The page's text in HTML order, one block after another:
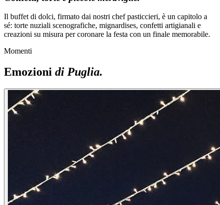
Il buffet di dolci, firmato dai nostri chef pasticcieri, è un capitolo a
sé: torte nuziali scenografiche, mignardises, confetti artigianali e
creazioni su misura per coronare la festa con un finale memorabile.
Momenti
Emozioni di Puglia.